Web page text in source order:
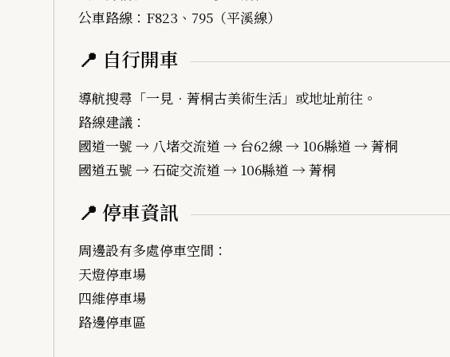
公車路線：F823、795（平溪線）
📍 自行開車
導航搜尋「一見．菁桐古美術生活」或地址前往。
路線建議：
國道一號 → 八堵交流道 → 台62線 → 106縣道 → 菁桐
國道五號 → 石碇交流道 → 106縣道 → 菁桐
📍 停車資訊
周邊設有多處停車空間：
天燈停車場
四維停車場
路邊停車區